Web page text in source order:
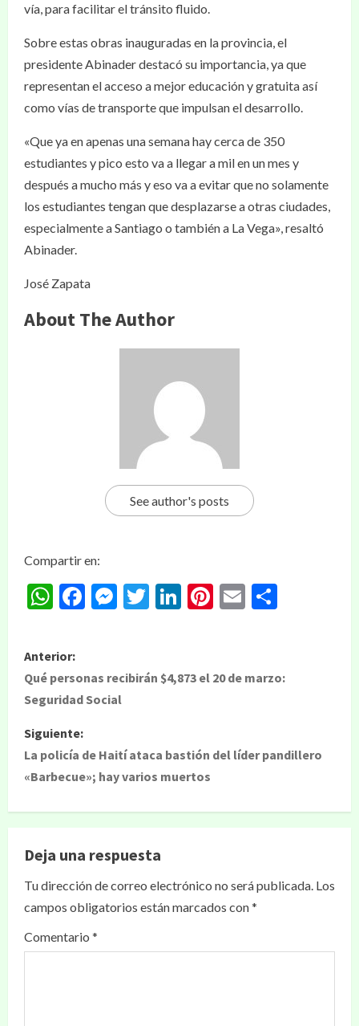
vía, para facilitar el tránsito fluido.
Sobre estas obras inauguradas en la provincia, el
presidente Abinader destacó su importancia, ya que
representan el acceso a mejor educación y gratuita así
como vías de transporte que impulsan el desarrollo.
«Que ya en apenas una semana hay cerca de 350
estudiantes y pico esto va a llegar a mil en un mes y
después a mucho más y eso va a evitar que no solamente
los estudiantes tengan que desplazarse a otras ciudades,
especialmente a Santiago o también a La Vega», resaltó
Abinader.
José Zapata
About The Author
See author's posts
Compartir en:
WhatsApp
Facebook
Messenger
Twitter
LinkedIn
Pinterest
Email
Anterior:
Qué personas recibirán $4,873 el 20 de marzo:
Seguridad Social
Siguiente:
La policía de Haití ataca bastión del líder pandillero
«Barbecue»; hay varios muertos
Deja una respuesta
Tu dirección de correo electrónico no será publicada. Los
campos obligatorios están marcados con*
Comentario *